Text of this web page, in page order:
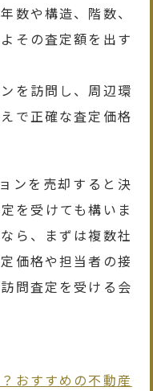
数や構造、階数、
その査定額を出す
を訪問し、周辺環
で正確な査定価格
ンを売却すると決
を受けても構いま
ら、まずは複数社
価格や担当者の接
問査定を受ける会
おすすめの不動産